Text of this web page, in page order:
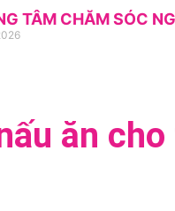
TÂM CHĂM SÓC
ăn